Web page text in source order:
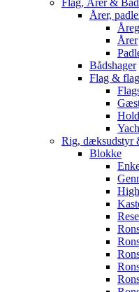
Flag, Årer &
Årer,
Årer
Bådshager
Flag &
Rig, dæksudstyr
Blokke